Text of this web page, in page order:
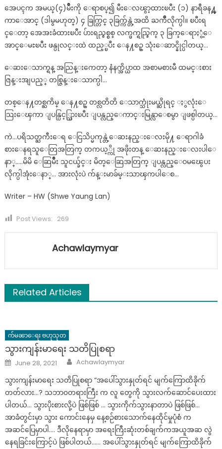
အေပၚက အမယ္(၄)မ်ိဳးကို ေရာစပ္၍ မီးေလၽွာ့ထားၿပီး (၁) နာရီခန႔္ၾ
ကာေအာင္ (ဒါမွမဟုတ္) ၄ ခြက္တြင္ ၃ခြက္က်န္တဲ့အထိ ႀကိဳလိုက္ပါ။ ၿပီးရ
င္ေတာ့ အေအးခံထားၿပီး ပ်ားရည္စစ္စစ္ လက္ဖက္ရည္ခြက္ ၃ ခြက္ေရာႏွံ့ေ
အာင္ေမႊၿပီး ဖန္ပုလင္းထဲ ထည့္ၿပီး ေန႔စဥ္ သုံးေဆာင္နိုင္ပါတယ္…
ေဆးေသာက္ရန္ အညြန္းကေတာ့ နံနက္အိပ္ယာထ အစာမစားမီ ထမင္းစား
ဇြန္းအျပည့္ တစ္ဇြန္းေသာက္ပါ…
တစ္ေန႔တစ္ႀကိမ္ ေန႔စဥ္ တစ္လတိတိ ေသာက္သုံးမယ္ဆိုရင္ ႏွလုံးေ
သြးေၾကာ ျပန္ပြင့္သြားၿပီး ျပန္လည္ေကာင္းမြန္လာေစမွာ ျဖစ္ပါတယ္…
ကဲ…ပရိသတ္ႀကီးေရ ေငြသိပ္မကုန္တဲ့ေဆးနည္းေလးမို႔ ေရာဂါခံ
စားေနရသူေတြအတြက္ တကယ့္ကို အဖိုးတန္ ေဆးနည္းေလးပါေ
နာ္…..မိမိ ေဆြမ်ိဳး သူငယ္ခ်င္း မိတ္ေဆြအတြက္ ျပန္လည္ေဝမၽွေပး
လိုက္ပါအုံးေနာ္… အားလုံးပဲ က်န္းမာခ်မ္းသာၾကပါေစ…
Writer – HW (Shwe Yaung Lan)
Post Views: 269
Achawlaymyar
Related Articles
က်မၼာေရး ဗဟုသုတ
သွားကျန်းမာရေး သတိပြုစရာ
Posted
on
June 28, 2021 Author
Achawlaymyar
သွားကျန်းမာရေး သတိပြုစရာ “အပေါ်သွားနှုတ်ရင် မျက်ကြောထိခိုက်
တတ်လား…? သဘာ၀တရားကြီး က လူ တွေကို သွားလက်ဆောင်ပေးထား
ပါတယ်… သွားပိုးစားလို့ပဲ ဖြစ်ဖြစ် … သွားကိုက်သွားနာတာပဲ ဖြစ်ဖြစ်…
အာခံတွင်းမှာ သွား ကောင်းနေမှ နေ့စဉ်စားသောက်နေထိုင်မှုပုံစံ က
အဆင်ပြေမှာပါ…. ဒီလိုနေရာမှာ အရေးကြီးဆုံးတစ်ချက်ကအယူအဆ လွဲ
နေရခြင်းကြောင့်ပဲ ဖြစ်ပါတယ်…… အပေါ်သွားနှုတ်ရင် မျက်ကြောထိခိုက်